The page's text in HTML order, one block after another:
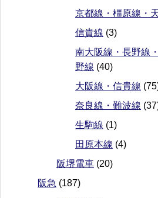
京都線・橿原線・
信貴線 (3)
南大阪線・長野線
野線 (40)
大阪線・信貴線
奈良線・難波線
生駒線 (1)
田原本線 (4)
阪堺電車 (20)
阪急 (187)